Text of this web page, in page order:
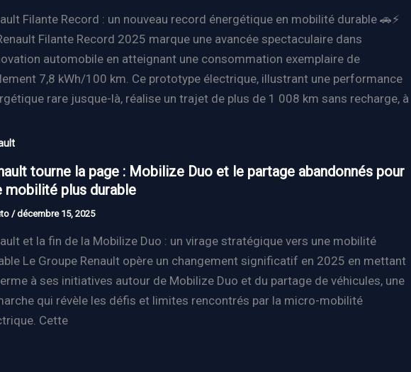
Filante Record : un nouveau record énergétique en mobilité durable 🚗⚡
Filante Record 2025 marque une avancée spectaculaire dans
automobile en atteignant une consommation exemplaire de
7,8 kWh/100 km. Ce prototype électrique, illustrant une performance
rare jusque-là, réalise un trajet de plus de 1 008 km sans recharge, à
tourne la page : Mobilize Duo et le partage abandonnés pour
mobilité plus durable
/décembre 15, 2025
et la fin de la Mobilize Duo : un virage stratégique vers une mobilité
Le Groupe Renault opère un changement significatif en 2025 en mettant
à ses initiatives autour de Mobilize Duo et du partage de véhicules, une
qui révèle les défis et limites rencontrés par la micro-mobilité
Cette